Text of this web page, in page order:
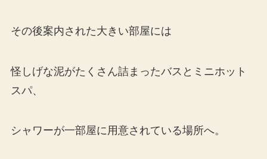
その後案内された大きい部屋には
怪しげな泥がたくさん詰まったバスとミニホット
スパ、
シャワーが一部屋に用意されている場所へ。